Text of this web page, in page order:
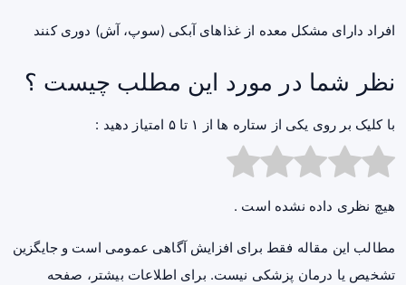
افراد دارای مشکل معده از غذاهای آبکی (سوپ، آش) دوری کنند
نظر شما در مورد این مطلب چیست ؟
با کلیک بر روی یکی از ستاره ها از ۱ تا ۵ امتیاز دهید :
هیچ نظری داده نشده است .
مطالب این مقاله فقط برای افزایش آگاهی عمومی است و جایگزین
تشخیص یا درمان پزشکی نیست. برای اطلاعات بیشتر، صفحه